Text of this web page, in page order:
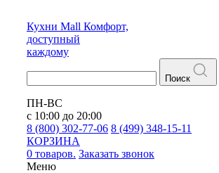
Кухни Mall Комфорт,
доступный
каждому
Поиск
ПН-ВС
с 10:00 до 20:00
8 (800) 302-77-06 8 (499) 348-15-11
КОРЗИНА
0 товаров. Заказать звонок
Меню